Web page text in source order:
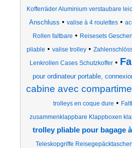
Kofferräder Aluminium verstaubare
Anschluss • valise à 4 roulettes•
Rollen faltbare • Reisesets
pliable • valise trolley•
Lenkrollen Cases Schutzkoffer•
pour ordinateur portable,
cabine avec
trolleys en coque dure •
zusammenklappbare Klappboxen
trolley pliable pour bagage
Teleskopgriffe